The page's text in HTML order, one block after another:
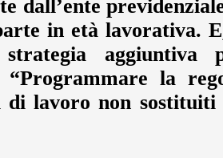
dall’ente
in età lavorativa.
aggiuntiva
“Programmare la
lavoro non sostituiti